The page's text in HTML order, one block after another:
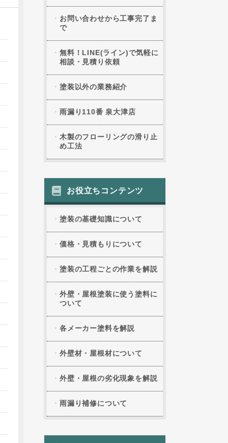
お問い合わせから工事完了ま
で
無料！LINE(ライン)で気軽に
相談・見積り依頼
塗装以外の業務紹介
雨漏り110番 泉大津店
木製のフローリングの滑り止
め工法
お役立ちコンテンツ
塗装の基礎知識について
価格・見積もりについて
塗装の工程ごとの作業を解説
外壁・屋根塗装に使う塗料に
ついて
各メーカー塗料を解説
外壁材・屋根材について
外壁・屋根の劣化現象を解説
雨漏り補修について